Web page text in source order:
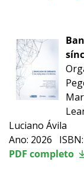
Luciano Ávila
Ano: 2026
PDF completo